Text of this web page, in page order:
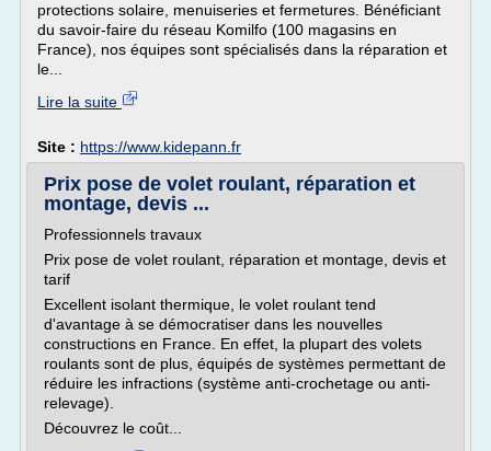
protections solaire, menuiseries et fermetures. Bénéficiant
du savoir-faire du réseau Komilfo (100 magasins en
France), nos équipes sont spécialisés dans la réparation et
le...
Lire la suite
Site : https://www.kidepann.fr
Prix pose de volet roulant, réparation et
montage, devis ...
Professionnels travaux
Prix pose de volet roulant, réparation et montage, devis et
tarif
Excellent isolant thermique, le volet roulant tend
d'avantage à se démocratiser dans les nouvelles
constructions en France. En effet, la plupart des volets
roulants sont de plus, équipés de systèmes permettant de
réduire les infractions (système anti-crochetage ou anti-
relevage).
Découvrez le coût...